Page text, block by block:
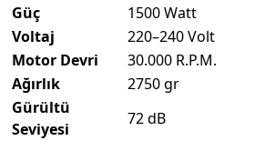
Güç
1500 Watt
Voltaj
220–240 Volt
Motor Devri
30.000 R.P.M.
Ağırlık
2750 gr
Gürültü
Seviyesi
72 dB